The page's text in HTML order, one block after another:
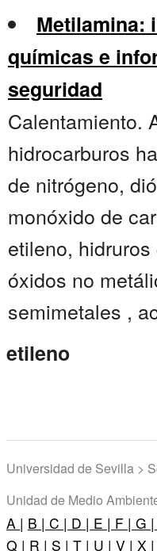
Metilamina:
químicas e
seguridad
Calentamiento.
hidrocarburos
de nitrógeno,
monóxido de
etileno,
óxidos no
semimetales ,
etileno
Universidad de Sevilla >
Unidad de Medio
A | B | C | D | E | F | G |
Q | R | S | T | U | V | X |